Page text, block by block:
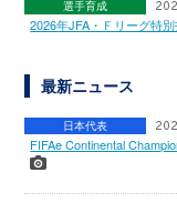
選手育成
2026年JFA・Ｆリーグ特
最新ニュース
日本代表
FIFAe Continental